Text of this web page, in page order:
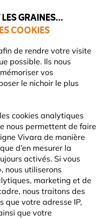
GRAINES...
COOKIES
de rendre votre visite
possible. Ils nous
vos
le nichoir le plus
cookies analytiques
nous permettent de faire
Vivara de manière
d’en mesurer la
activés. Si vous
nous utiliserons
marketing et de
nous traitons des
que votre adresse IP,
que votre
gratuite dès 59 €
DE BOIS
la solution ultime pour
et durable. Ces nichoirs
ave Lire La Suite